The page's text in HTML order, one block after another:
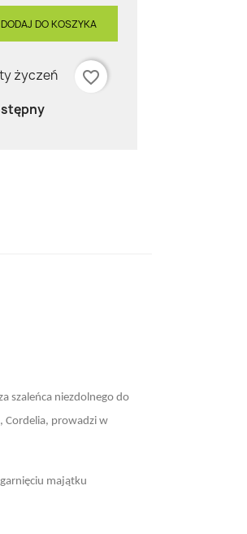
DODAJ DO KOSZYKA
życzeń
favorite_border
szaleńca niezdolnego do
Cordelia, prowadzi w
majątku